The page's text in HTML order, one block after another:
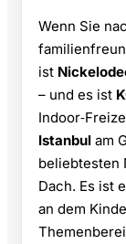
Wenn Sie
ist
– und es ist
Istanbul am
beliebtesten
Dach. Es ist
an dem